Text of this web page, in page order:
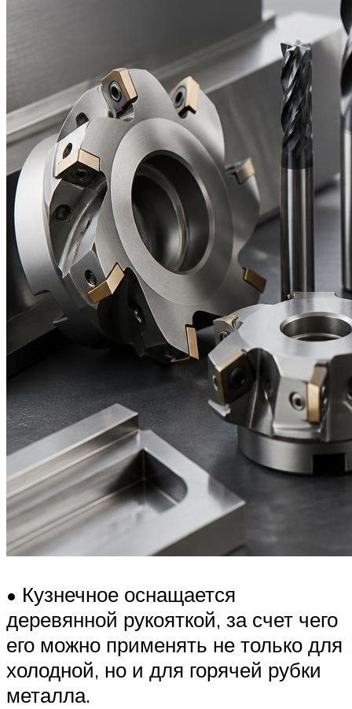
• Кузнечное оснащается
деревянной рукояткой, за счет чего
его можно применять не только для
холодной, но и для горячей рубки
металла.